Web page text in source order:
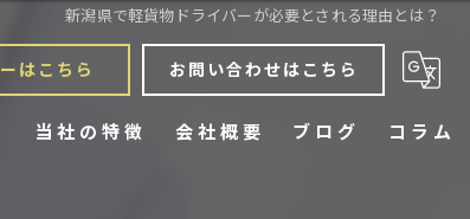
新潟県で軽貨物ドライバーが必要とされる理由とは？
はこちら お問い合わせはこちら
当社の特徴 会社概要 ブログ コラム